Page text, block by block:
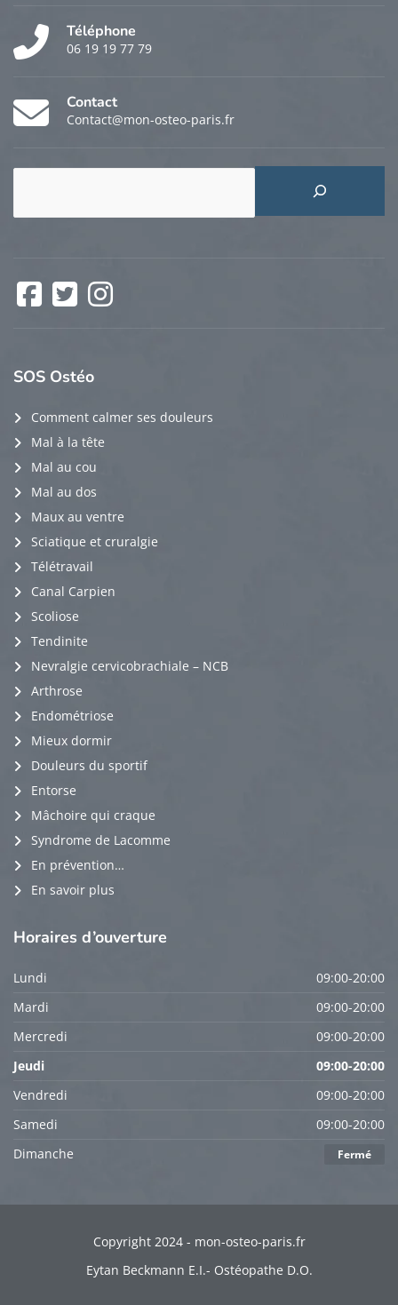
Téléphone
06 19 19 77 79
Contact
Contact@mon-osteo-paris.fr
Facebook
SOS Ostéo
Comment calmer ses douleurs
Mal à la tête
Mal au cou
Mal au dos
Maux au ventre
Sciatique et cruralgie
Télétravail
Canal Carpien
Scoliose
Tendinite
Nevralgie cervicobrachiale – NCB
Arthrose
Endométriose
Mieux dormir
Douleurs du sportif
Entorse
Mâchoire qui craque
Syndrome de Lacomme
En prévention…
En savoir plus
Horaires d’ouverture
Lundi
09:00-20:00
Mardi
09:00-20:00
Mercredi
09:00-20:00
Jeudi
09:00-20:00
Vendredi
09:00-20:00
Samedi
09:00-20:00
Dimanche
Fermé
Copyright 2024 - mon-osteo-paris.fr
Eytan Beckmann E.I.- Ostéopathe D.O.